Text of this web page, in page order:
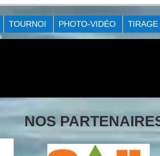
L’ÉVÉNEMENT Big Bag
Challenge - Lac St-
François 2021
TOURNOI PHOTO-VIDÉO TIRAGE
NOS